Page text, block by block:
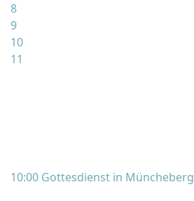
8
9
10
11
10:00 Gottesdienst in Müncheberg